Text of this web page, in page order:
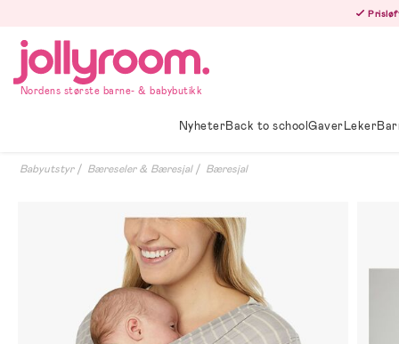
innehållet
Nordens største barne- & babybutikk
NyheterBack to schoolGaverLeker
Babyutstyr Bæreseler & Bæresjal Bæresjal